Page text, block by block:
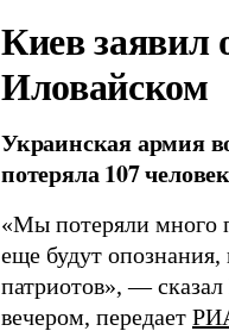
Киев заявил
Иловайском
Украинская армия
потеряла 107
«Мы потеряли много
еще будут
патриотов», —
вечером, передает